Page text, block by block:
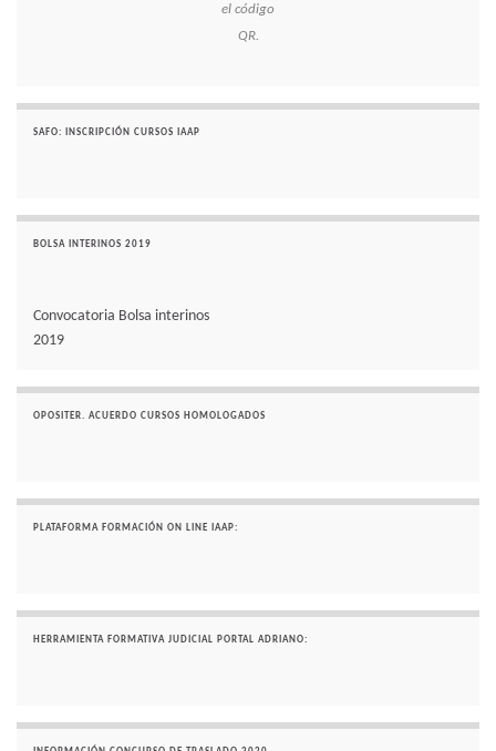
el código
QR.
SAFO: INSCRIPCIÓN CURSOS IAAP
BOLSA INTERINOS 2019
Convocatoria Bolsa interinos
2019
OPOSITER. ACUERDO CURSOS HOMOLOGADOS
PLATAFORMA FORMACIÓN ON LINE IAAP:
HERRAMIENTA FORMATIVA JUDICIAL PORTAL ADRIANO: